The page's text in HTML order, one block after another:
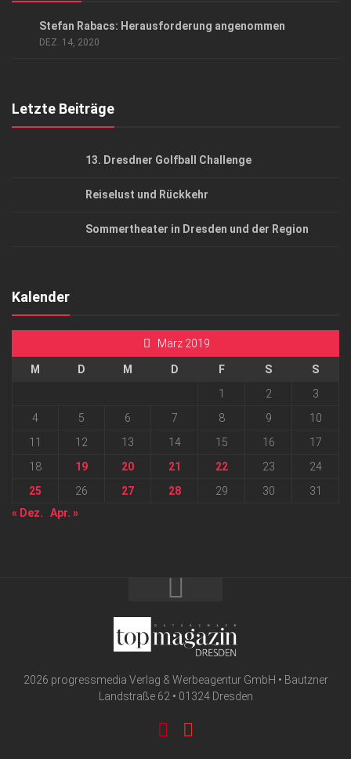
Stefan Rabacs: Herausforderung angenommen
DEZ. 14, 2020
Letzte Beiträge
13. Dresdner Golfball Challenge
Reiselust und Rückkehr
Sommertheater in Dresden und der Region
Kalender
März 2019
M D M D F S
S
1
2
3
4
5 6 7 8 9
10
11
12 13 14 15 16
17
18
19 20 21 22 23
24
25
26 27 28 29 30
31
« Dez.
Apr. »
2026 progressmedia Verlag & Werbeagentur GmbH • Bautzner
Landstraße 62 • 01324 Dresden